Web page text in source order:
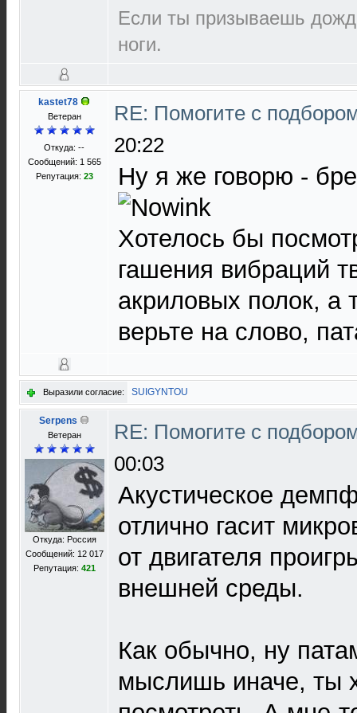
Если ты призываешь
ноги.
kastet78
Ветеран
Откуда: --
Сообщений: 1 565
Репутация: 23
RE: Помогите с
20:22
Ну я же говорю -
Хотелось бы
гашения вибраций
акриловых полок, а
верьте на слово,
Выразили согласие: SUIGYNTOU
Serpens
Ветеран
Откуда: Россия
Сообщений: 12 017
Репутация: 421
RE: Помогите с
00:03
Акустическое
отлично гасит
от двигателя
внешней среды.
Как обычно, ну
мыслишь иначе, ты